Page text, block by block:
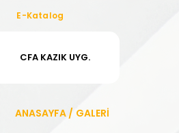
E-Katalog
CFA KAZIK UYG.
ANASAYFA / GALERİ